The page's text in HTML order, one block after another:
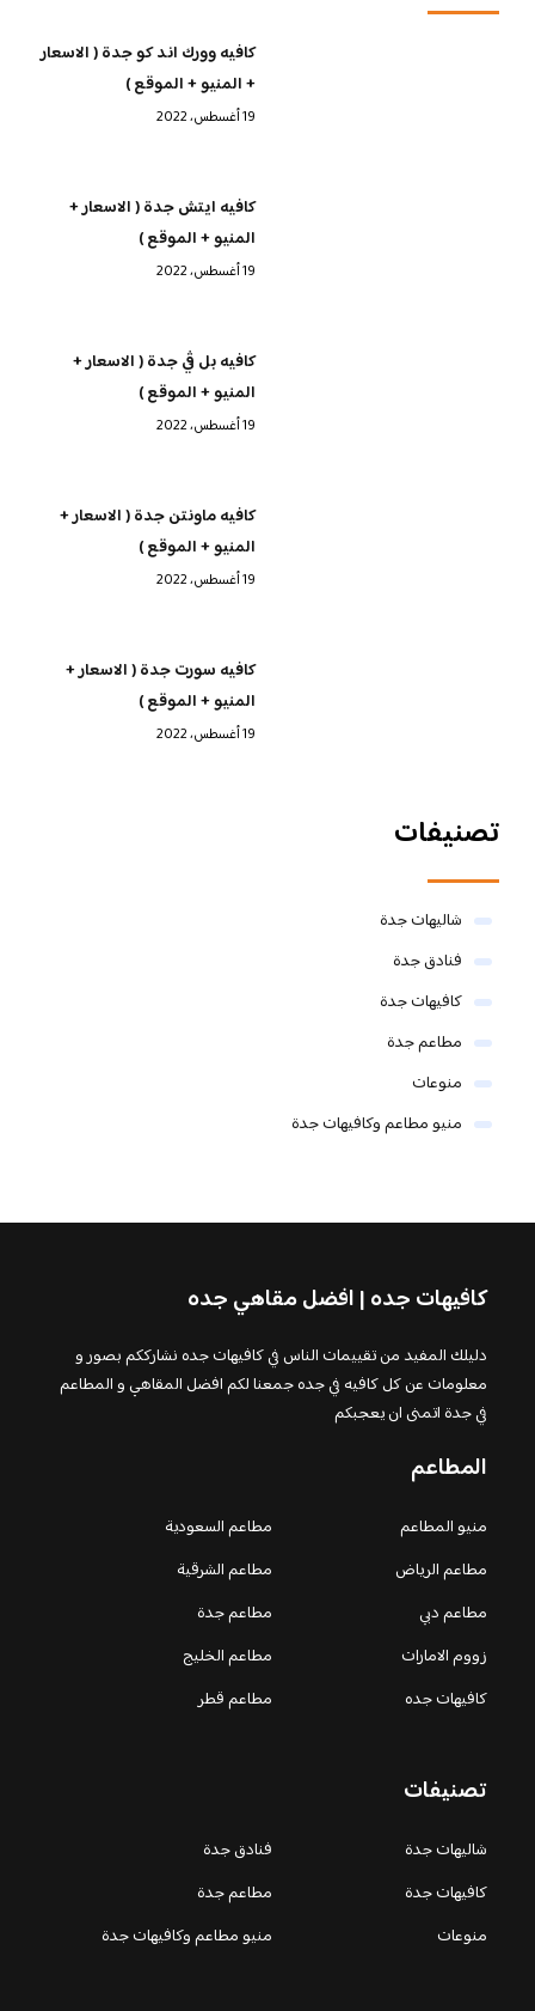
كافيه وورك اند كو جدة ( الاسعار
+ المنيو + الموقع )
19 أغسطس، 2022
كافيه ايتش جدة ( الاسعار +
المنيو + الموقع )
19 أغسطس، 2022
كافيه بل ڤي جدة ( الاسعار +
المنيو + الموقع )
19 أغسطس، 2022
كافيه ماونتن جدة ( الاسعار +
المنيو + الموقع )
19 أغسطس، 2022
كافيه سورت جدة ( الاسعار +
المنيو + الموقع )
19 أغسطس، 2022
تصنيفات
شاليهات جدة
فنادق جدة
كافيهات جدة
مطاعم جدة
منوعات
منيو مطاعم وكافيهات جدة
كافيهات جده | افضل مقاهي جده
دليلك المفيد من تقييمات الناس في كافيهات جده نشارككم بصور و
معلومات عن كل كافيه في جده جمعنا لكم افضل المقاهي و المطاعم
في جدة اتمنى ان يعجبكم
المطاعم
منيو المطاعم
مطاعم السعودية
مطاعم الرياض
مطاعم الشرقية
مطاعم دبي
مطاعم جدة
زووم الامارات
مطاعم الخليج
كافيهات جده
مطاعم قطر
تصنيفات
شاليهات جدة
فنادق جدة
كافيهات جدة
مطاعم جدة
منوعات
منيو مطاعم وكافيهات جدة